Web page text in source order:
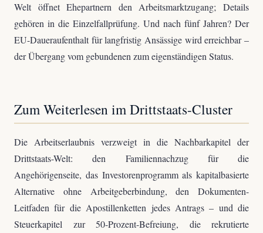
Welt öffnet Ehepartnern den Arbeitsmarktzugang; Details
gehören in die Einzelfallprüfung. Und nach fünf Jahren? Der
EU-Daueraufenthalt für langfristig Ansässige wird erreichbar –
der Übergang vom gebundenen zum eigenständigen Status.
Zum Weiterlesen im Drittstaats-Cluster
Die Arbeitserlaubnis verzweigt in die Nachbarkapitel der
Drittstaats-Welt: den Familiennachzug für die
Angehörigenseite, das Investorenprogramm als kapitalbasierte
Alternative ohne Arbeitgeberbindung, den Dokumenten-
Leitfaden für die Apostillenketten jedes Antrags – und die
Steuerkapitel zur 50-Prozent-Befreiung, die rekrutierte